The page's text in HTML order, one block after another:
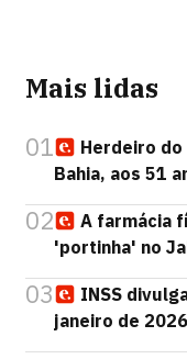
Mais lidas
01
Herdeiro do
Bahia, aos 51
02
A farmácia
'portinha' no
03
INSS
janeiro de 2026